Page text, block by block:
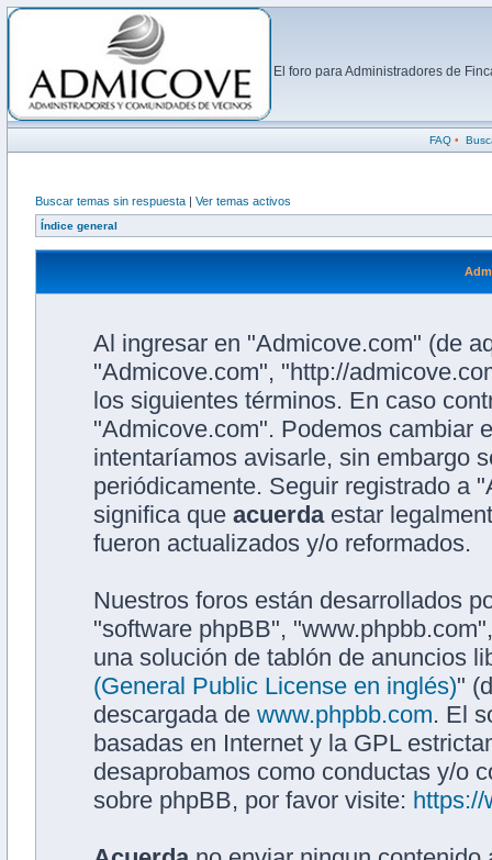
El foro para Administradores de
FAQ•
Buscar temas sin respuesta | Ver temas activos
Índice general
Al ingresar en "Admicove.com" (de
"Admicove.com", "http://
los siguientes términos. En caso
"Admicove.com". Podemos cambiar
intentaríamos avisarle, sin embargo
periódicamente. Seguir registrado a
significa que acuerdaestar
fueron actualizados y/o reformados.
Nuestros foros están desarrollados
"software phpBB",
una solución de tablón de anuncios
(General Public License en inglés)"
descargada de www.phpbb.com. El
basadas en Internet y la GPL
desaprobamos como conductas y/o
sobre phpBB, por favor visite: https://